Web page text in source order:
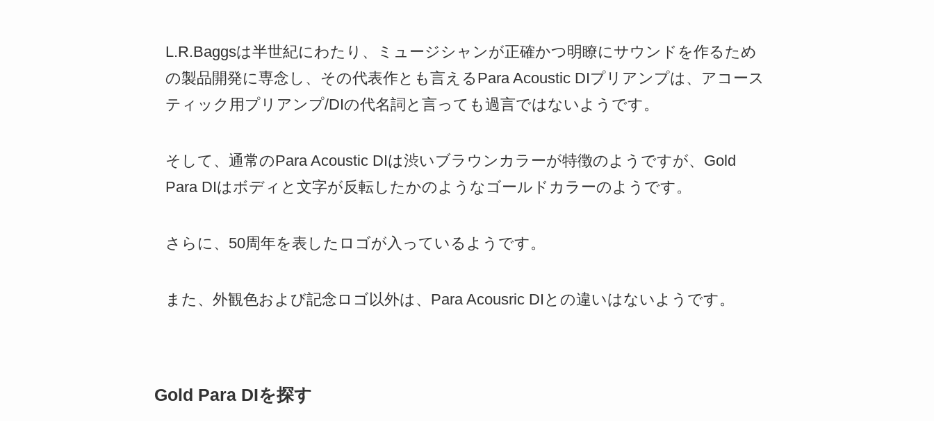
L.R.Baggsは半世紀にわたり、ミュージシャンが正確かつ明瞭にサウンドを作るため
の製品開発に専念し、その代表作とも言えるPara Acoustic DIプリアンプは、アコース
ティック用プリアンプ/DIの代名詞と言っても過言ではないようです。
そして、通常のPara Acoustic DIは渋いブラウンカラーが特徴のようですが、Gold
Para DIはボディと文字が反転したかのようなゴールドカラーのようです。
さらに、50周年を表したロゴが入っているようです。
また、外観色および記念ロゴ以外は、Para Acousric DIとの違いはないようです。
Gold Para DIを探す